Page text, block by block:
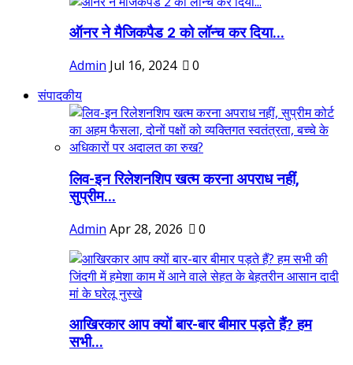
ऑनर ने मैजिकपैड 2 को लॉन्च कर दिया...
Admin Jul 16, 2024
0
संपादकीय
लिव-इन रिलेशनशिप खत्म करना अपराध नहीं,
सुप्रीम...
Admin Apr 28, 2026 0
आखिरकार आप क्यों बार-बार बीमार पड़ते हैं? हम
सभी...